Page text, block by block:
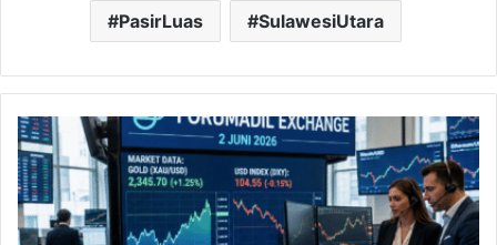
PasirLuas SulawesiUtara